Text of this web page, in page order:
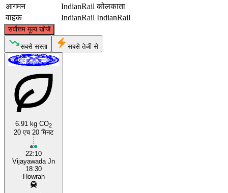
आगमन
IndianRail कोलकाता
वाहक
IndianRail IndianRail
सर्वोत्तम मूल्य खोजें
©CARTO
सबसे सस्ता सबसे तेजी से
6.91 kg CO2
20 एच 20 मिनट
22:10
Vijayawada Jn
18:30
Howrah